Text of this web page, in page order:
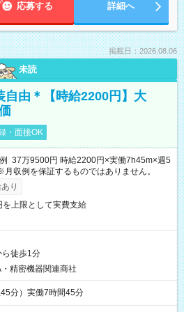
応募する 詳細へ
掲載日：2026.08.06
未読
自由＊【時給2200円】大
・面接OK
37万9500円 時給2200円×実働7h45m×週5
収例を保証するものではありません。
り
を上限として実費支給
ら徒歩1分
精密機器関連商社
分）実働7時間45分